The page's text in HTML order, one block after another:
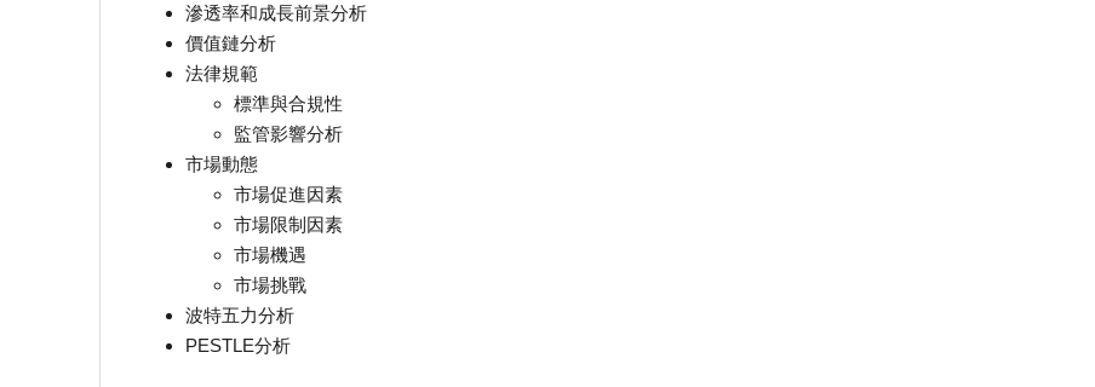
滲透率和成長前景分析
價值鏈分析
法律規範
標準與合規性
監管影響分析
市場動態
市場促進因素
市場限制因素
市場機遇
市場挑戰
波特五力分析
PESTLE分析